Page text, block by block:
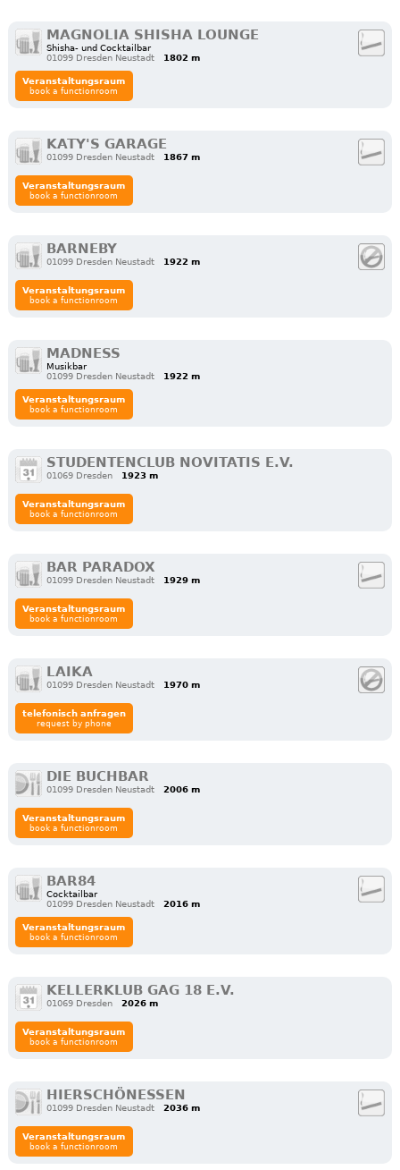
MAGNOLIA SHISHA LOUNGE
Shisha- und Cocktailbar
01099 Dresden Neustadt
1802 m
Veranstaltungsraum
book a functionroom
KATY'S GARAGE
01099 Dresden Neustadt 1867 m
Veranstaltungsraum
book a functionroom
BARNEBY
01099 Dresden Neustadt 1922 m
Veranstaltungsraum
book a functionroom
MADNESS
Musikbar
01099 Dresden Neustadt
1922 m
Veranstaltungsraum
book a functionroom
STUDENTENCLUB NOVITATIS E.V.
01069 Dresden 1923 m
Veranstaltungsraum
book a functionroom
BAR PARADOX
01099 Dresden Neustadt 1929 m
Veranstaltungsraum
book a functionroom
LAIKA
01099 Dresden Neustadt 1970 m
telefonisch anfragen
request by phone
DIE BUCHBAR
01099 Dresden Neustadt 2006 m
Veranstaltungsraum
book a functionroom
BAR84
Cocktailbar
01099 Dresden Neustadt
2016 m
Veranstaltungsraum
book a functionroom
KELLERKLUB GAG 18 E.V.
01069 Dresden 2026 m
Veranstaltungsraum
book a functionroom
HIERSCHÖNESSEN
01099 Dresden Neustadt 2036 m
Veranstaltungsraum
book a functionroom